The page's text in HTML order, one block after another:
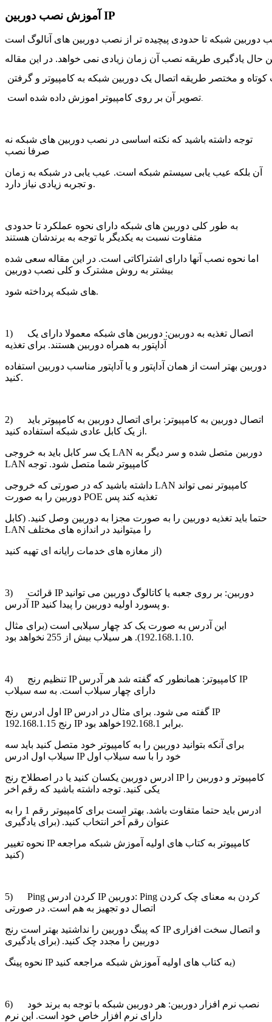
آموزش نصب دوربین IP
حال یادگیری طریقه نصب آن زمان زیادی نمی خواهد. در این مقاله
و مختصر طریقه اتصال یک دوربین شبکه به کامپیوتر و گرفتن
تصویر آن بر روی کامپیوتر اموزش داده شده است.
توجه داشته باشید که نکته اساسی در نصب دوربین های شبکه نه
صرفا نصب
آن بلکه عیب یابی سیستم شبکه است. عیب یابی در شبکه به زمان
و تجربه زیادی نیاز دارد.
به طور کلی دوربین های شبکه دارای نحوه عملکرد تا حدودی
متفاوت نسبت به یکدیگر با توجه به برندشان هستند
اما نحوه نصب آنها دارای اشتراکاتی است. در این مقاله سعی شده
بیشتر به روش مشترک و کلی نصب دوربین
های شبکه پرداخته شود.
1) اتصال تغذیه به دوربین: دوربین های شبکه معمولا دارای یک
آداپتور به همراه دوربین هستند. برای تغذیه
دوربین بهتر است از همان آداپتور و یا آداپتور مناسب دوربین استفاده
کنید.
2) اتصال دوربین به کامپیوتر: برای اتصال دوربین به کامپیوتر باید
از یک کابل عادی شبکه استفاده کنید.
یک سر کابل باید به خروجی LAN دوربین متصل شده و سر دیگر به
LAN کامپیوتر شما متصل شود. توجه
داشته باشید که در صورتی که خروجی LAN کامپیوتر نمی تواند
دوربین را به صورت POE تغذیه کند پس
حتما باید تغذیه دوربین را به صورت مجزا به دوربین وصل کنید. (کابل
LAN را میتوانید در اندازه های مختلف
از مغازه های خدمات رایانه ای تهیه کنید)
3) قرائت IP دوربین: بر روی جعبه یا کاتالوگ دوربین می توانید
آدرس IP و پسورد اولیه دوربین را پیدا کنید.
این آدرس به صورت یک کد چهار سیلابی است (برای مثال
192.168.1.10). هر سیلاب بیش از 255 نخواهد بود.
4) تنظیم رنج IP کامپیوتر: همانطور که گفته شد هر آدرس IP
دارای چهار سیلاب است. به سه سیلاب
اول ادرس رنج IP گفته می شود. برای مثال در ادرس IP
192.168.1.15 رنج IP برابر 192.168.1خواهد بود.
برای آنکه بتوانید دوربین را به کامپیوتر خود متصل کنید باید سه
سیلاب اول ادرس IP خود را با سه سیلاب اول
ادرس دوربین یکسان کنید یا در اصطلاح رنج IP کامپیوتر و دوربین را
یکی کنید. توجه داشته باشید که رقم اخر
ادرس باید حتما متفاوت باشد. بهتر است برای کامپیوتر رقم 1 را به
عنوان رقم آخر انتخاب کنید. (برای یادگیری
نحوه تغییر IP کامپیوتر به کتاب های اولیه آموزش شبکه مراجعه
کنید)
5) Ping کردن ادرس IP دوربین: Ping کردن به معنای چک کردن
اتصال دو تجهیز به هم است. در صورتی
که پینگ دوربین را نداشتید بهتر است رنج IP و اتصال سخت افزاری
دوربین را مجدد چک کنید. (برای یادگیری
نحوه پینگ IP به کتاب های اولیه آموزش شبکه مراجعه کنید)
6) نصب نرم افزار دوربین: هر دوربین شبکه با توجه به برند خود
دارای نرم افزار خاص خود است. این نرم